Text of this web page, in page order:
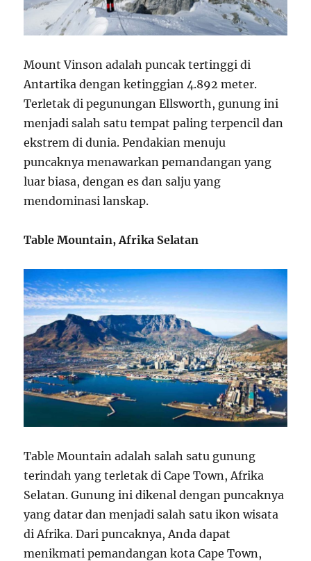
Mount Vinson adalah puncak tertinggi di
Antartika dengan ketinggian 4.892 meter.
Terletak di pegunungan Ellsworth, gunung ini
menjadi salah satu tempat paling terpencil dan
ekstrem di dunia. Pendakian menuju
puncaknya menawarkan pemandangan yang
luar biasa, dengan es dan salju yang
mendominasi lanskap.
Table Mountain, Afrika Selatan
Table Mountain adalah salah satu gunung
terindah yang terletak di Cape Town, Afrika
Selatan. Gunung ini dikenal dengan puncaknya
yang datar dan menjadi salah satu ikon wisata
di Afrika. Dari puncaknya, Anda dapat
menikmati pemandangan kota Cape Town,